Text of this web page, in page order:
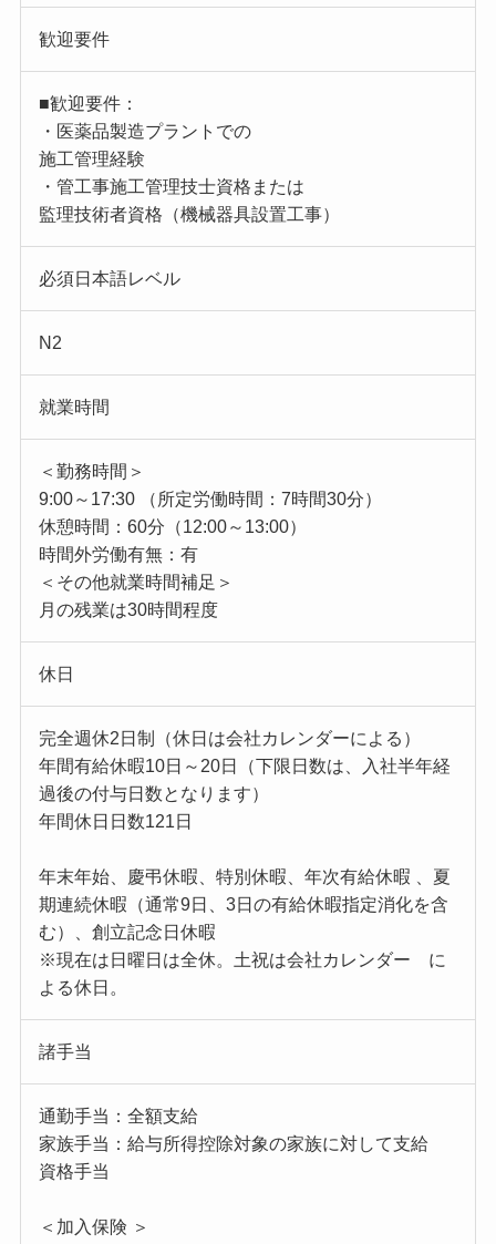
歓迎要件
■歓迎要件：
・医薬品製造プラントでの
施工管理経験
・管工事施工管理技士資格または
監理技術者資格（機械器具設置工事）
必須日本語レベル
N2
就業時間
＜勤務時間＞
9:00～17:30 （所定労働時間：7時間30分）
休憩時間：60分（12:00～13:00）
時間外労働有無：有
＜その他就業時間補足＞
月の残業は30時間程度
休日
完全週休2日制（休日は会社カレンダーによる）
年間有給休暇10日～20日（下限日数は、入社半年経
過後の付与日数となります）
年間休日日数121日
年末年始、慶弔休暇、特別休暇、年次有給休暇 、夏
期連続休暇（通常9日、3日の有給休暇指定消化を含
む）、創立記念日休暇
※現在は日曜日は全休。土祝は会社カレンダー に
よる休日。
諸手当
通勤手当：全額支給
家族手当：給与所得控除対象の家族に対して支給
資格手当
＜加入保険 ＞